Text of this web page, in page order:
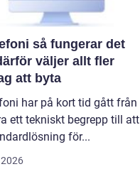
det
väljer allt fler
att byta
har på kort tid gått från
ett tekniskt begrepp till att
för...